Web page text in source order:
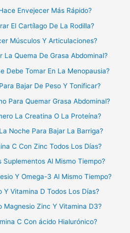
Envejecer Más Rápido?
El Cartílago De La Rodilla?
Músculos Y Articulaciones?
La Quema De Grasa Abdominal?
Debe Tomar En La Menopausia?
Bajar De Peso Y Tonificar?
Para Quemar Grasa Abdominal?
La Creatina O La Proteína?
Noche Para Bajar La Barriga?
C Con Zinc Todos Los Días?
Suplementos Al Mismo Tiempo?
Y Omega-3 Al Mismo Tiempo?
Y Vitamina D Todos Los Días?
Magnesio Zinc Y Vitamina D3?
C Con ácido Hialurónico?